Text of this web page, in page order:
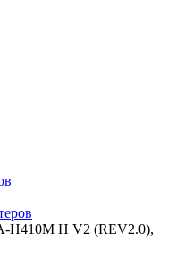
H410M H V2 (REV2.0),